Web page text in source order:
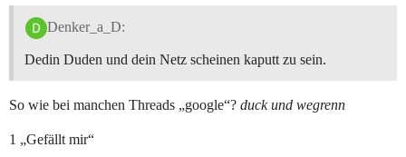
Denker_a_D:
Dedin Duden und dein Netz scheinen kaputt zu sein.
So wie bei manchen Threads „google“? duck und wegrenn
1 „Gefällt mir“